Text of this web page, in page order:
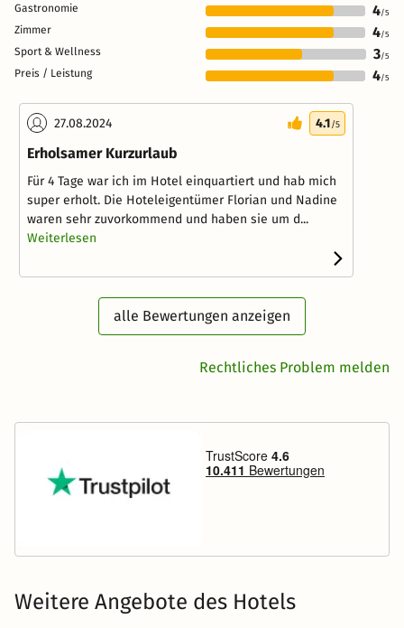
Gastronomie 4/5
Zimmer 4/5
Sport & Wellness 3/5
Preis / Leistung 4/5
27.08.2024 4.1/5
Erholsamer Kurzurlaub
Für 4 Tage war ich im Hotel einquartiert und hab mich
super erholt. Die Hoteleigentümer Florian und Nadine
waren sehr zuvorkommend und haben sie um d...
Weiterlesen
alle Bewertungen anzeigen
Rechtliches Problem melden
Weitere Angebote des Hotels